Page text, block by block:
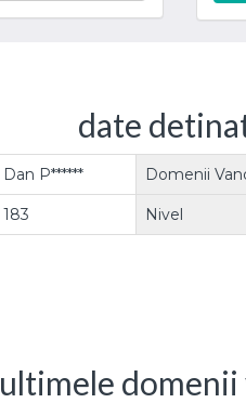
date
Dan P****** Domenii
183 Nivel
ultimele domenii